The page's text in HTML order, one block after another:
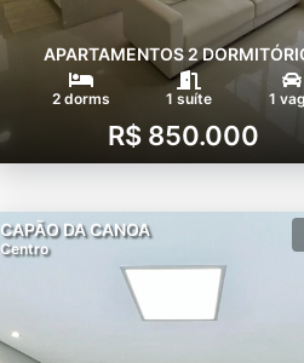
APARTAMENTOS 2
2 dorms 1 suíte 1
R$ 850.000
CAPÃO DA CANOA
Centro